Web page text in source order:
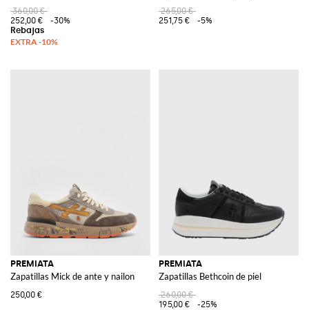
360,00 €
252,00 €
-30%
265,00 €
251,75 €
-5%
PREMIATA
Zapatillas Mick de ante y nailon
250,00 €
PREMIATA
Zapatillas Bethcoin de piel
260,00 €
195,00 €
-25%